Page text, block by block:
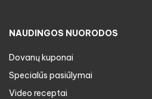
NAUDINGOS NUORODOS
Dovanų kuponai
Specialūs pasiūlymai
Video receptai